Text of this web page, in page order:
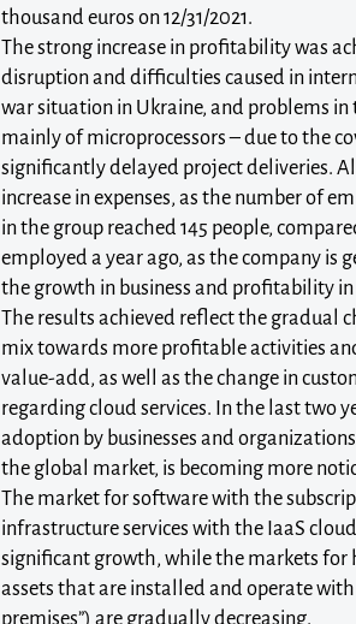
thousand euros on 12/31/2021.
The strong increase in profitability was
disruption and difficulties caused in
war situation in Ukraine, and problems in
mainly of microprocessors – due to the
significantly delayed project deliveries.
increase in expenses, as the number of
in the group reached 145 people,
employed a year ago, as the company is
the growth in business and profitability
The results achieved reflect the gradual
mix towards more profitable activities
value-add, as well as the change in
regarding cloud services. In the last two
adoption by businesses and
the global market, is becoming more
The market for software with the
infrastructure services with the IaaS
significant growth, while the markets for
assets that are installed and operate
premises”) are gradually decreasing.